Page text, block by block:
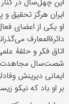
ایران هرگز تحقیق
او یکی از اعضای
دائرةالمعارف
اتاق فکر و حلقۀ
شصت‌سال مجاهدت
ایمانی دیرینش
بر او باد که نیکو